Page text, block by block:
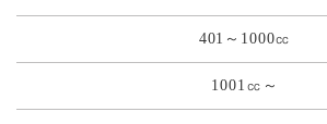
401～1000㏄
1001㏄～